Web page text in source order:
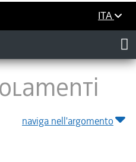
ITA
naviga nell'argomento